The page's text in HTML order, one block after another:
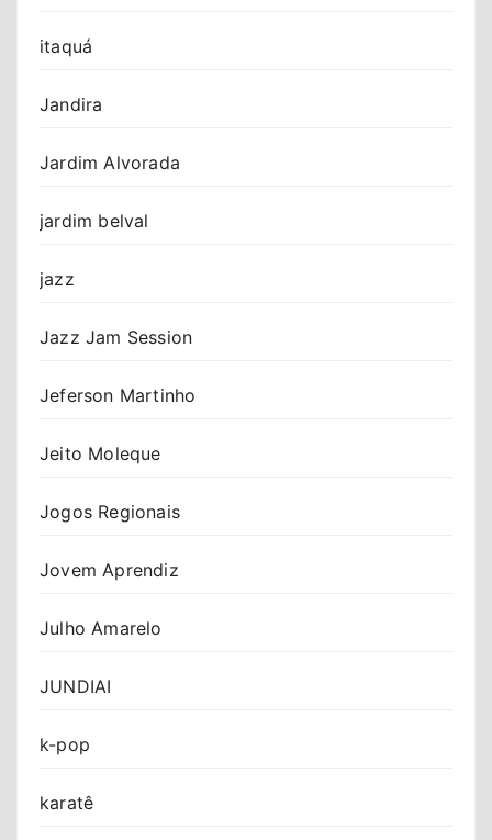
itaquá
Jandira
Jardim Alvorada
jardim belval
jazz
Jazz Jam Session
Jeferson Martinho
Jeito Moleque
Jogos Regionais
Jovem Aprendiz
Julho Amarelo
JUNDIAI
k-pop
karatê